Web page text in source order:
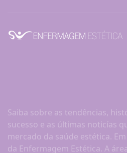
Saiba sobre as tendências,
sucesso e as últimas noticías
mercado da saúde estética.
da Enfermagem Estética. A